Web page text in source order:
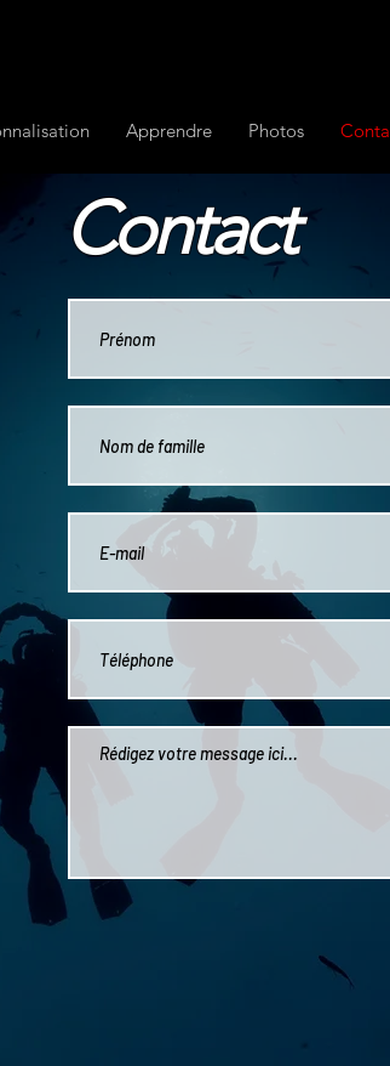
Apprendre Photos
Contact